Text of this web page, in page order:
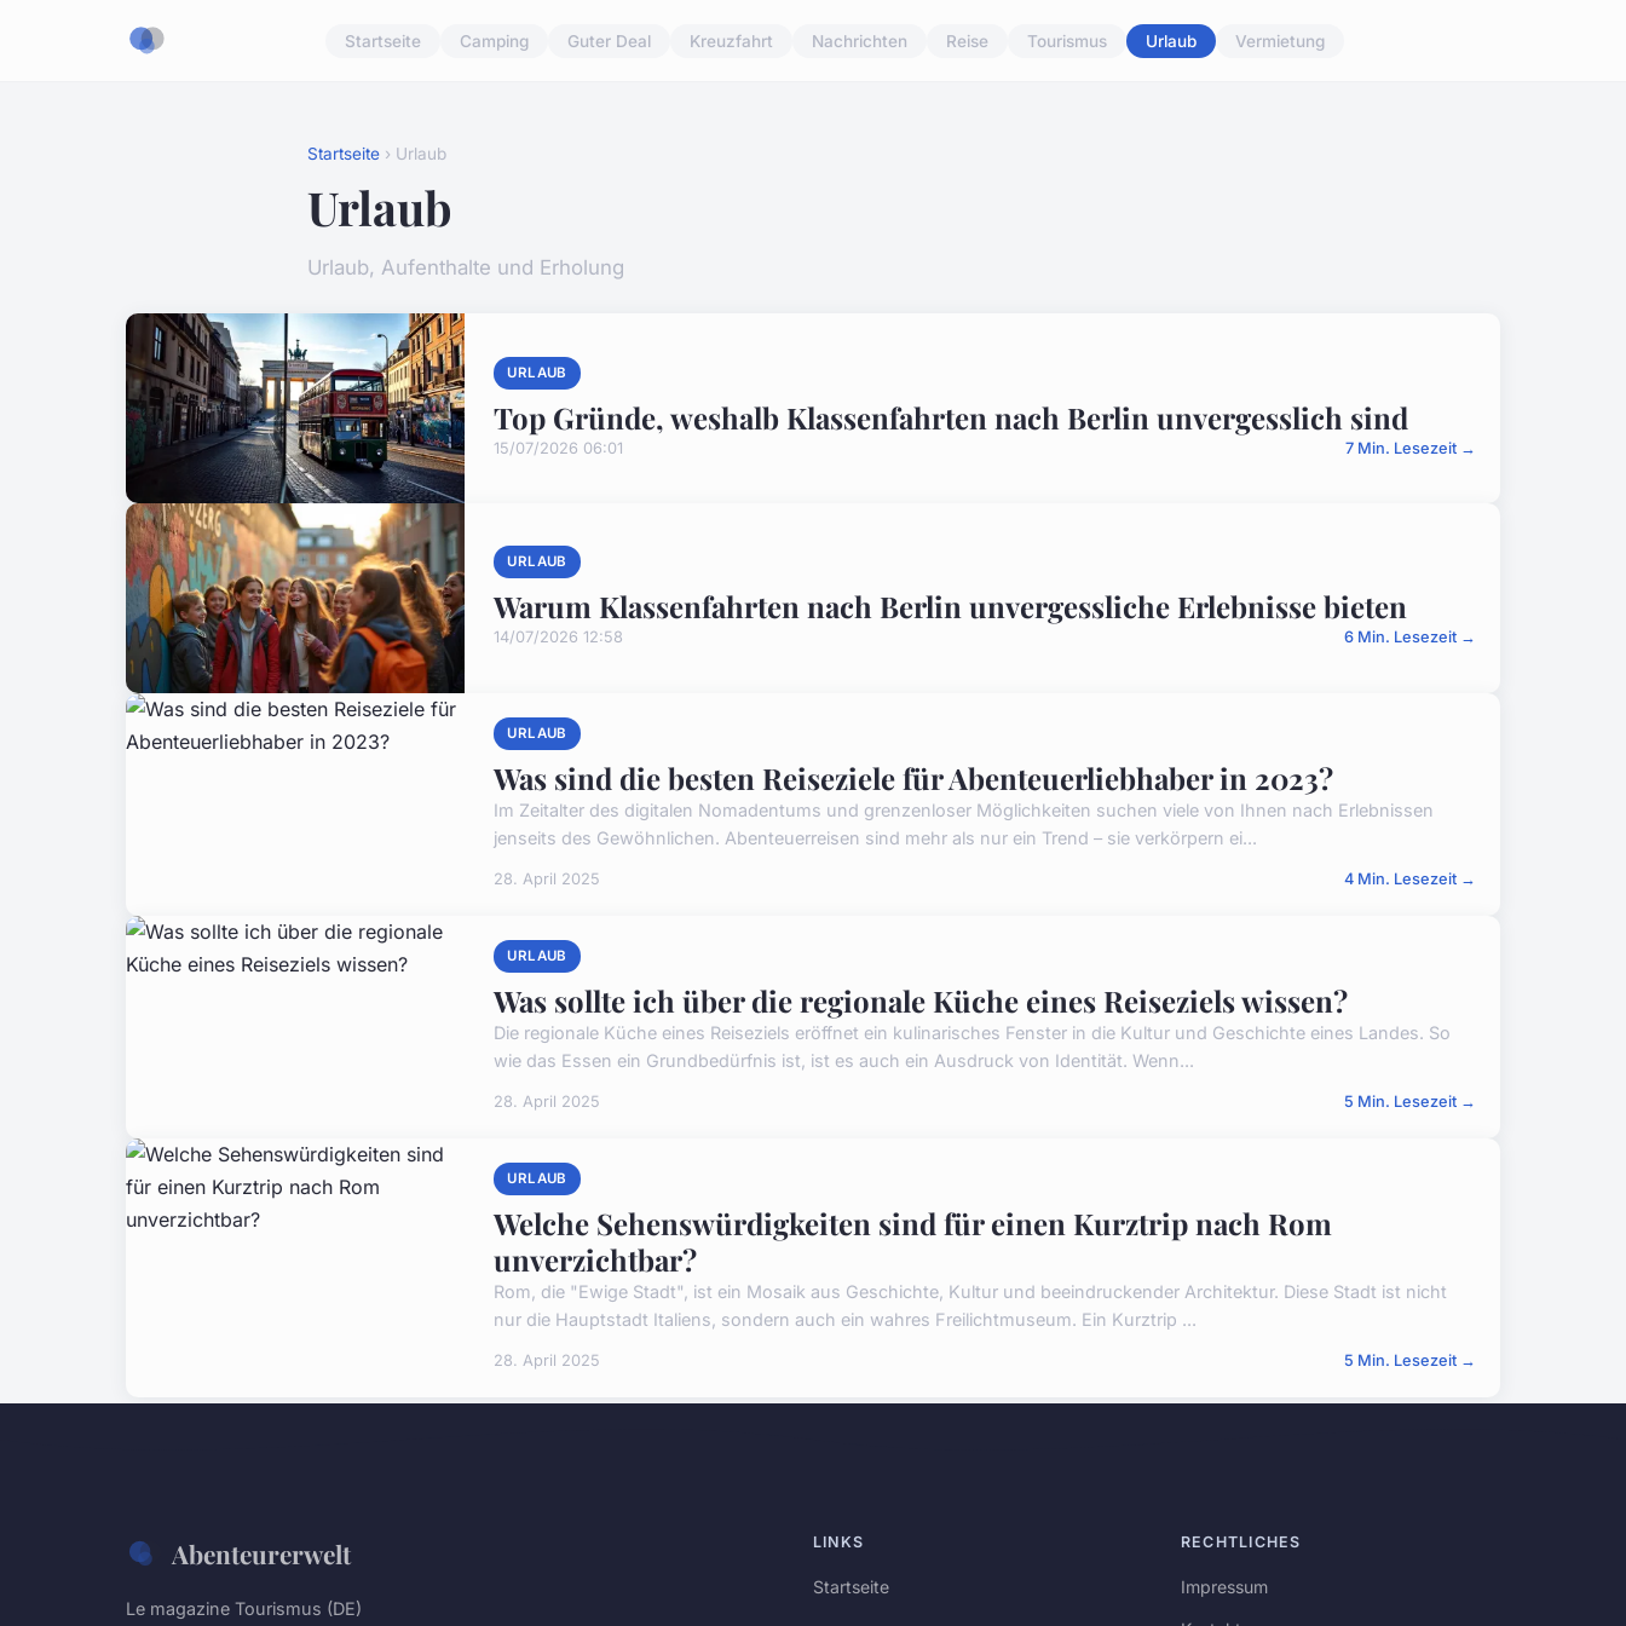
Startseite Camping Guter Deal Kreuzfahrt Nachrichten Reise Tourismus Urlaub Vermietung
Startseite › Urlaub
Urlaub
Urlaub, Aufenthalte und Erholung
URLAUB
Top Gründe, weshalb Klassenfahrten nach Berlin unvergesslich sind
15/07/2026 06:01 7 Min. Lesezeit →
URLAUB
Warum Klassenfahrten nach Berlin unvergessliche Erlebnisse bieten
14/07/2026 12:58 6 Min. Lesezeit →
URLAUB
Was sind die besten Reiseziele für Abenteuerliebhaber in 2023?
Im Zeitalter des digitalen Nomadentums und grenzenloser Möglichkeiten suchen viele von Ihnen nach Erlebnissen
jenseits des Gewöhnlichen. Abenteuerreisen sind mehr als nur ein Trend – sie verkörpern ei...
28. April 2025 4 Min. Lesezeit →
URLAUB
Was sollte ich über die regionale Küche eines Reiseziels wissen?
Die regionale Küche eines Reiseziels eröffnet ein kulinarisches Fenster in die Kultur und Geschichte eines Landes. So
wie das Essen ein Grundbedürfnis ist, ist es auch ein Ausdruck von Identität. Wenn...
28. April 2025 5 Min. Lesezeit →
URLAUB
Welche Sehenswürdigkeiten sind für einen Kurztrip nach Rom
unverzichtbar?
Rom, die "Ewige Stadt", ist ein Mosaik aus Geschichte, Kultur und beeindruckender Architektur. Diese Stadt ist nicht
nur die Hauptstadt Italiens, sondern auch ein wahres Freilichtmuseum. Ein Kurztrip ...
28. April 2025 5 Min. Lesezeit →
Abenteurerwelt
Le magazine Tourismus (DE)
LINKS
Startseite
RECHTLICHES
Impressum